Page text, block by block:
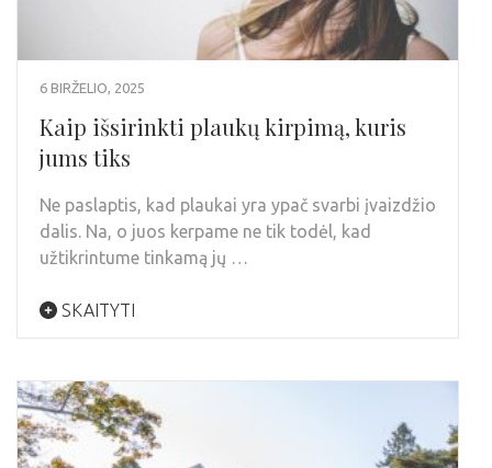
6 BIRŽELIO, 2025
Kaip išsirinkti plaukų kirpimą, kuris
jums tiks
Ne paslaptis, kad plaukai yra ypač svarbi įvaizdžio
dalis. Na, o juos kerpame ne tik todėl, kad
užtikrintume tinkamą jų …
SKAITYTI